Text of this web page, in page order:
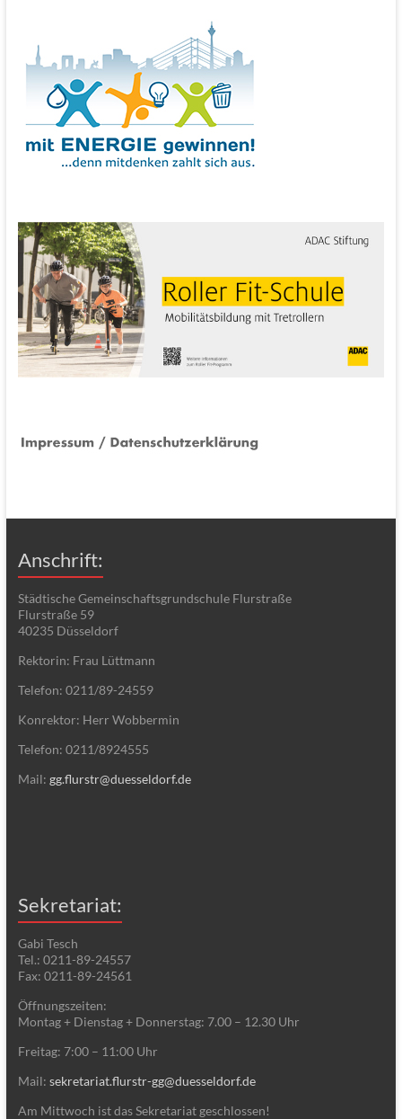
Anschrift:
Städtische Gemeinschaftsgrundschule Flurstraße
Flurstraße 59
40235 Düsseldorf
Rektorin: Frau Lüttmann
Telefon: 0211/89-24559
Konrektor: Herr Wobbermin
Telefon: 0211/8924555
Mail: gg.flurstr@duesseldorf.de
Sekretariat:
Gabi Tesch
Tel.: 0211-89-24557
Fax: 0211-89-24561
Öffnungszeiten:
Montag + Dienstag + Donnerstag: 7.00 – 12.30 Uhr
Freitag: 7:00 – 11:00 Uhr
Mail: sekretariat.flurstr-gg@duesseldorf.de
Am Mittwoch ist das Sekretariat geschlossen!